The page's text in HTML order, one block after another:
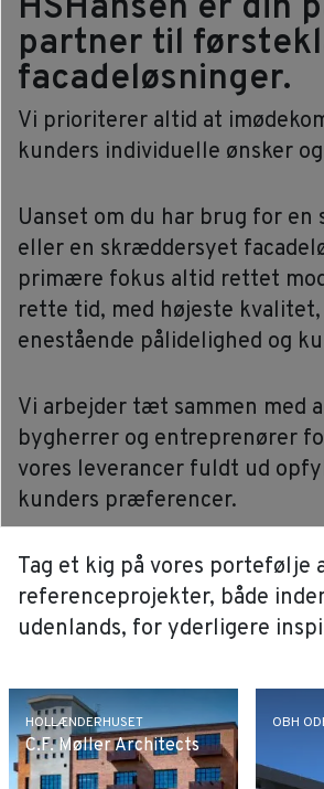
HSHansen er din
partner til
facadeløsninger.
Vi prioriterer altid at
kunders individuelle ønsker
Uanset om du har brug for en
eller en skræddersyet
primære fokus altid rettet
rette tid, med højeste kvalitet,
enestående pålidelighed og
Vi arbejder tæt sammen med
bygherrer og entreprenører
vores leverancer fuldt ud
kunders præferencer.
Tag et kig på vores portefølje
referenceprojekter, både
udenlands, for yderligere
HOLLÆNDERHUSET
C.F. Møller Architects
OBH
Job &
Nyheder
Kontakt
DA
EN